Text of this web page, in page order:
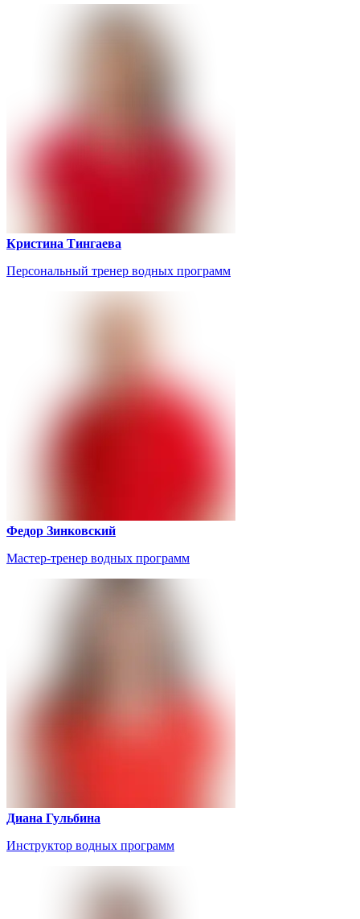
Кристина Тингаева
Персональный тренер водных программ
Федор Зинковский
Мастер-тренер водных программ
Диана Гульбина
Инструктор водных программ